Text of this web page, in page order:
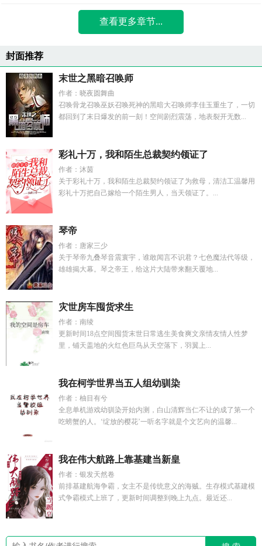
查看更多章节...
封面推荐
末世之黑暗召唤师
作者：晓夜圆舞曲
召唤骨龙召唤巫妖召唤死神的黑暗大召唤师李佳玉重生了，一切
都回到了末日爆发的前一刻！空间剧烈震荡，地表裂开无数...
彩礼十万，我和陌生总裁契约领证了
作者：沐茵
关于彩礼十万，我和陌生总裁契约领证了为救母，清洁工温馨用
彩礼十万把自己嫁给一个陌生男人，当天领证了。...
琴帝
作者：唐家三少
关于琴帝九叠琴音震寰宇，谁敢闻言不识君？七色魔法代等级，
雄雄揭大幕。琴之帝王，给这片大陆带来翻天覆地...
灾世房车囤货求生
作者：南绫
更新时间18点空间囤货末世日常逃生美食爽文亲情友情人性梦
里，铺天盖地的火红色巨鸟从天空落下，羽翼上...
我在柯学世界当五人组幼驯染
作者：柚目有兮
全息单机游戏幼驯染开始内测，白山清辉当仁不让的成了第一个
吃螃蟹的人。‘绽放的樱花’一听名字就是个文艺向的温馨...
我在伟大航路上靠基建当新皇
作者：银发天然卷
前排基建航海争霸，女主不是传统意义的海贼。生存模式基建模
式争霸模式上班了，更新时间调整到晚上九点。最近还...